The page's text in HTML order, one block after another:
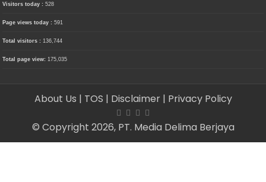
Visitors today :528
Page views today :591
Total visitors : 136,744
Total page view: 175,035
About Us | TOS | Disclaimer | Privacy Policy
© Copyright 2026, PT. Media Delima Berjaya